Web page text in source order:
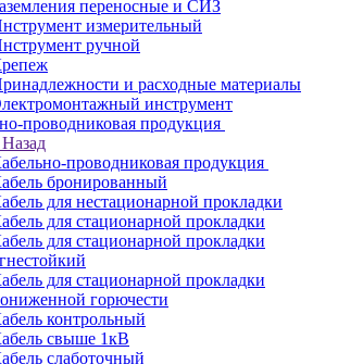
переносные и СИЗ
измерительный
ручной
и расходные материалы
инструмент
проводниковая продукция
Назад
проводниковая продукция
бронированный
для нестационарной прокладки
для стационарной прокладки
для стационарной прокладки
для стационарной прокладки
горючести
контрольный
свыше 1кВ
слаботочный